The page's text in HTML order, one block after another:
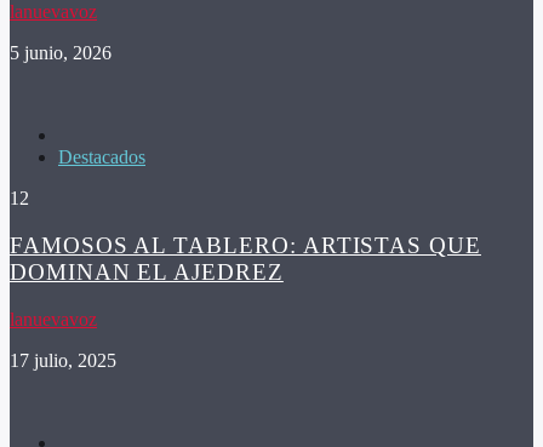
lanuevavoz
5 junio, 2026
Destacados
12
FAMOSOS AL TABLERO: ARTISTAS QUE
DOMINAN EL AJEDREZ
lanuevavoz
17 julio, 2025